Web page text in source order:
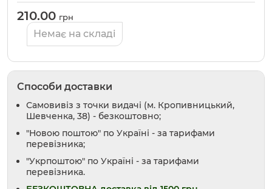
210.00 грн
Немає на складі
Способи доставки
Самовивіз з точки видачі (м. Кропивницький,
Шевченка, 38) - безкоштовно;
"Новою поштою" по Україні - за тарифами
перевізника;
"Укрпоштою" по Україні - за тарифами
перевізника.